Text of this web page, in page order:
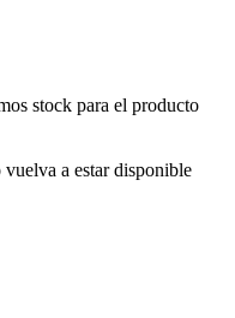
stock para el producto
vuelva a estar disponible